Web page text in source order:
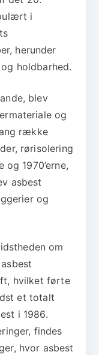
i
herunder
holdbarhed.
blev
og
række
rørisolering
1970’erne,
asbest
og
om
hvilket førte
et totalt
i 1986.
findes
hvor asbest